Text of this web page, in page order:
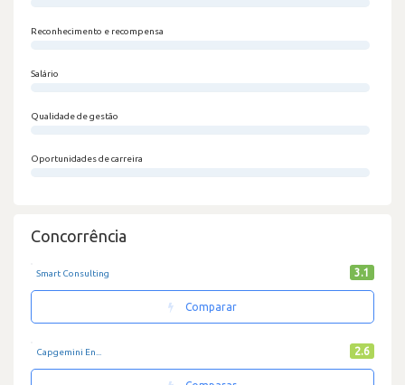
Reconhecimento e recompensa
Salário
Qualidade de gestão
Oportunidades de carreira
Concorrência
Smart Consulting 3.1
Comparar
Capgemini En... 2.6